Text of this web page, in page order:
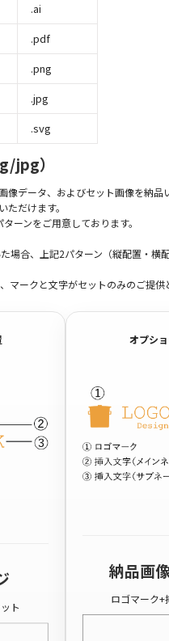
.ai
.pdf
.png
.jpg
.svg
jpg）
データ、およびセット画像を納品
だけます。
ーンをご用意しております。
場合、上記2パターン（縦配置・横
ークと文字がセットのみのご提供
ト
オプシ
納品画
ロゴマーク+